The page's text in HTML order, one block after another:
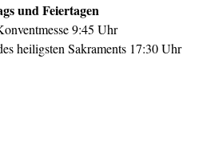
und Feiertagen
9:45 Uhr
heiligsten Sakraments 17:30 Uhr